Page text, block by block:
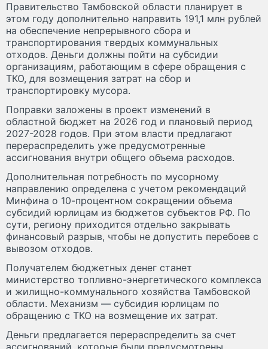
Правительство Тамбовской области планирует в
этом году дополнительно направить 191,1 млн рублей
на обеспечение непрерывного сбора и
транспортирования твердых коммунальных
отходов. Деньги должны пойти на субсидии
организациям, работающим в сфере обращения с
ТКО, для возмещения затрат на сбор и
транспортировку мусора.
Поправки заложены в проект изменений в
областной бюджет на 2026 год и плановый период
2027-2028 годов. При этом власти предлагают
перераспределить уже предусмотренные
ассигнования внутри общего объема расходов.
Дополнительная потребность по мусорному
направлению определена с учетом рекомендаций
Минфина о 10-процентном сокращении объема
субсидий юрлицам из бюджетов субъектов РФ. По
сути, региону приходится отдельно закрывать
финансовый разрыв, чтобы не допустить перебоев с
вывозом отходов.
Получателем бюджетных денег станет
министерство топливно-энергетического комплекса
и жилищно-коммунального хозяйства Тамбовской
области. Механизм — субсидия юрлицам по
обращению с ТКО на возмещение их затрат.
Деньги предлагается перераспределить за счет